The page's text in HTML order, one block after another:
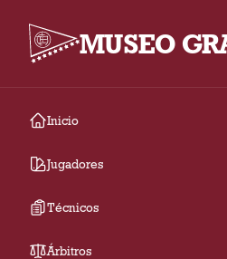
MUSEO
Inicio
Jugadores
Técnicos
Árbitros